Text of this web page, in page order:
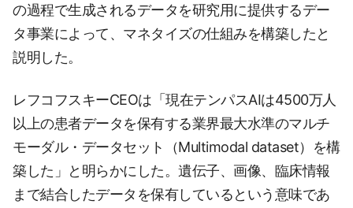
の過程で生成されるデータを研究用に提供するデー
タ事業によって、マネタイズの仕組みを構築したと
説明した。
レフコフスキーCEOは「現在テンパスAIは4500万人
以上の患者データを保有する業界最大水準のマルチ
モーダル・データセット（Multimodal dataset）を構
築した」と明らかにした。遺伝子、画像、臨床情報
まで結合したデータを保有しているという意味であ